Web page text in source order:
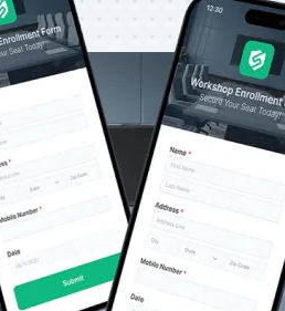
del
è misurabile
del modulo possono dirti quanto
il numero di scansioni
il comportamento degli
di sensibilizzazione.